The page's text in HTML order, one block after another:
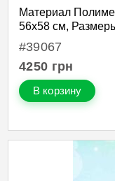
Материал
56х58 см,
#39067
4250 грн
В корзину